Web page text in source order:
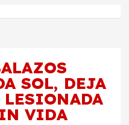
SOL, DEJA
LESIONADA
VIDA